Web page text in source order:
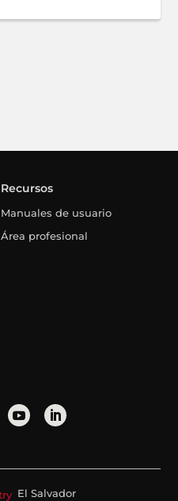
Recursos
Manuales de usuario
Área profesional
El Salvador